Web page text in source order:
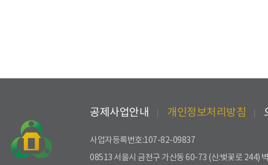
공제사업안내 개인정보처리방침
사업자등록번호:107-82-09837
08513 서울시 금천구 가산동 60-73 (신:벚꽃로 244)